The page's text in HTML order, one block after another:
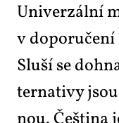
Uni­ver­zál­ní
v do­po­ru­če­ní
Slu­ší se
ter­na­ti­vy